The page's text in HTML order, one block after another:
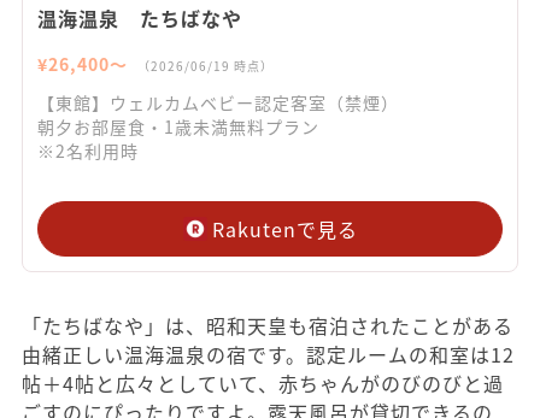
温海温泉 たちばなや
¥26,400〜 （2026/06/19 時点）
【東館】ウェルカムベビー認定客室（禁煙）
朝夕お部屋食・1歳未満無料プラン
※2名利用時
Rakutenで見る
「たちばなや」は、昭和天皇も宿泊されたことがある
由緒正しい温海温泉の宿です。認定ルームの和室は12
帖＋4帖と広々としていて、赤ちゃんがのびのびと過
ごすのにぴったりですよ。露天風呂が貸切できるの